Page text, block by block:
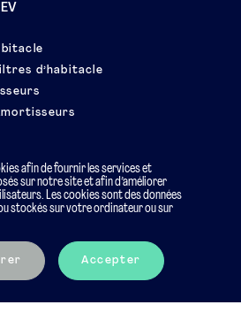
d’habitacle
Charte éthique
afin de fournir les services et
sur notre site et afin d’améliorer
Les cookies sont des données
stockés sur votre ordinateur ou sur
Accepter